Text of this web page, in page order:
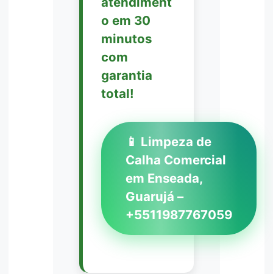
o em 30
minutos
com
garantia
total!
📱 Limpeza de
Calha Comercial
em Enseada,
Guarujá –
+5511987767059